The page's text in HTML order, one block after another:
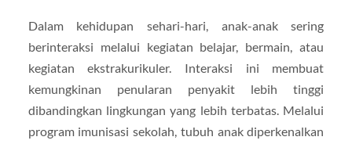
Dalam kehidupan sehari-hari, anak-anak sering
berinteraksi melalui kegiatan belajar, bermain, atau
kegiatan ekstrakurikuler. Interaksi ini membuat
kemungkinan penularan penyakit lebih tinggi
dibandingkan lingkungan yang lebih terbatas. Melalui
program imunisasi sekolah, tubuh anak diperkenalkan